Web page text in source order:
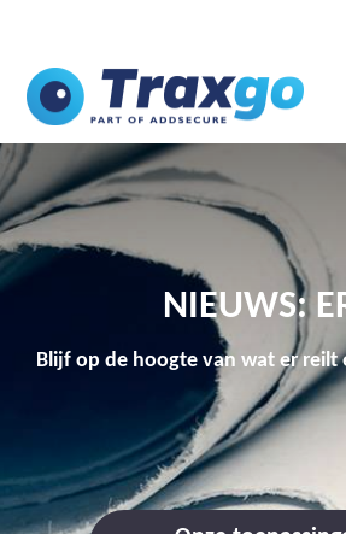
NIEUWS:
Blijf op de hoogte van wat er reilt